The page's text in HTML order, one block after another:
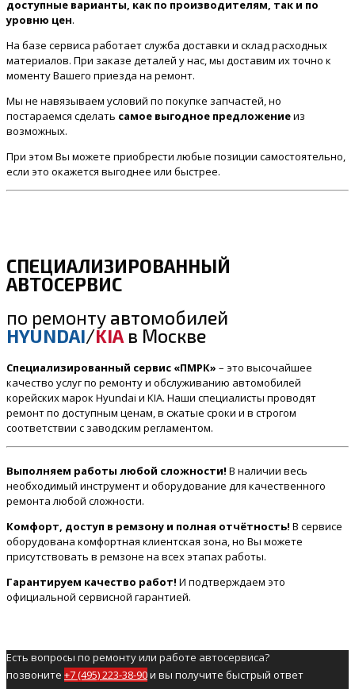
доступные варианты, как по производителям, так и по
уровню цен.
На базе сервиса работает служба доставки и склад расходных
материалов. При заказе деталей у нас, мы доставим их точно к
моменту Вашего приезда на ремонт.
Мы не навязываем условий по покупке запчастей, но
постараемся сделать самое выгодное предложениеиз
возможных.
При этом Вы можете приобрести любые позиции самостоятельно,
если это окажется выгоднее или быстрее.
СПЕЦИАЛИЗИРОВАННЫЙ
АВТОСЕРВИС
по ремонту автомобилей
HYUNDAI/KIA в Москве
Специализированный сервис «ПМРК» – это высочайшее
качество услуг по ремонту и обслуживанию автомобилей
корейских марок Hyundai и KIA. Наши специалисты проводят
ремонт по доступным ценам, в сжатые сроки и в строгом
соответствии с заводским регламентом.
Выполняем работы любой сложности! В наличии весь
необходимый инструмент и оборудование для качественного
ремонта любой сложности.
Комфорт, доступ в ремзону и полная отчётность! В сервисе
оборудована комфортная клиентская зона, но Вы можете
присутствовать в ремзоне на всех этапах работы.
Гарантируем качество работ! И подтверждаем это
официальной сервисной гарантией.
Есть вопросы по ремонту или работе автосервиса?
позвоните +7 (495) 223-38-90и вы получите быстрый ответ